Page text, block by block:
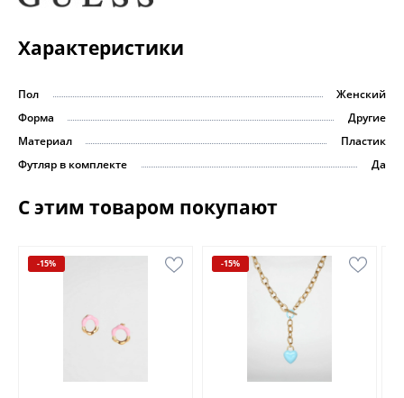
Характеристики
Пол
Женский
Форма
Другие
Материал
Пластик
Футляр в комплекте
Да
С этим товаром покупают
-15% -15%